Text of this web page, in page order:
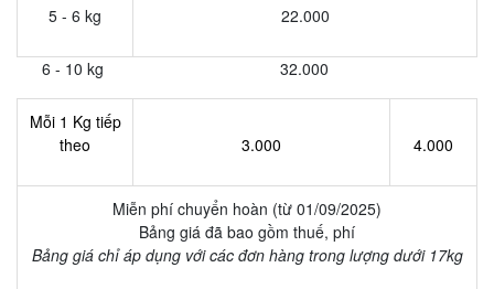
5 - 6 kg 22.000
6 - 10 kg 32.000
Mỗi 1 Kg tiếp
theo
3.000 4.000
Miễn phí chuyển hoàn (từ 01/09/2025)
Bảng giá đã bao gồm thuế, phí
Bảng giá chỉ áp dụng với các đơn hàng trong lượng dưới 17kg